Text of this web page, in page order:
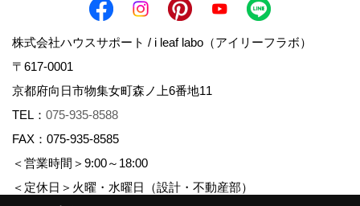
株式会社ハウスサポート / i leaf labo（アイリーフラボ）
〒617-0001
京都府向日市物集女町森ノ上6番地11
TEL： 075-935-8588
FAX：075-935-8585
＜営業時間＞9:00～18:00
＜定休日＞火曜・水曜日（設計・不動産部）